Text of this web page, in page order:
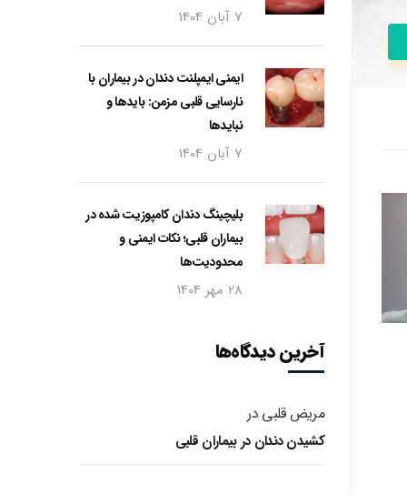
7 آبان 1404
ایمنی ایمپلنت دندان در بیماران با
نارسایی قلبی مزمن: بایدها و
نبایدها
7 آبان 1404
بلیچینگ دندان کامپوزیت شده در
بیماران قلبی؛ نکات ایمنی و
محدودیت‌ها
28 مهر 1404
آخرین دیدگاه‌ها
مریض قلبی در
کشیدن دندان در بیماران قلبی